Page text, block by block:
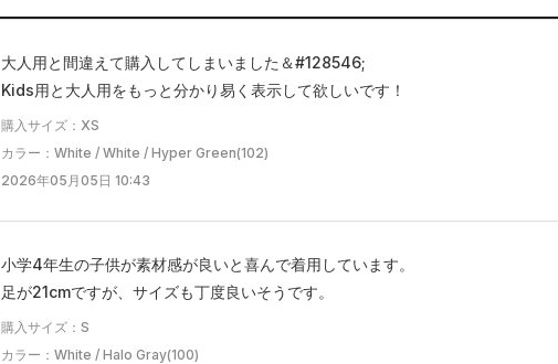
大人用と間違えて購入してしまいました＆#128546;
Kids用と大人用をもっと分かり易く表示して欲しいです！
購入サイズ：XS
カラー：White / White / Hyper Green(102)
2026年05月05日 10:43
小学4年生の子供が素材感が良いと喜んで着用しています。
足が21cmですが、サイズも丁度良いそうです。
購入サイズ：S
カラー：White / Halo Gray(100)